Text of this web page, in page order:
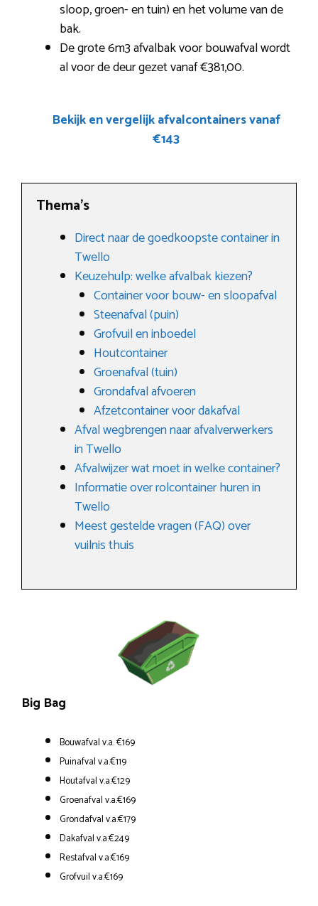
sloop, groen- en tuin) en het volume van de
bak.
De grote 6m3 afvalbak voor bouwafval wordt
al voor de deur gezet vanaf €381,00.
Bekijk en vergelijk afvalcontainers vanaf
€143
Thema’s
Direct naar de goedkoopste container in
Twello
Keuzehulp: welke afvalbak kiezen?
Container voor bouw- en sloopafval
Steenafval (puin)
Grofvuil en inboedel
Houtcontainer
Groenafval (tuin)
Grondafval afvoeren
Afzetcontainer voor dakafval
Afval wegbrengen naar afvalverwerkers
in Twello
Afvalwijzer wat moet in welke container?
Informatie over rolcontainer huren in
Twello
Meest gestelde vragen (FAQ) over
vuilnis thuis
Big Bag
Bouwafval v.a. €169
Puinafval v.a.€119
Houtafval v.a.€129
Groenafval v.a.€169
Grondafval v.a.€179
Dakafval v.a.€249
Restafval v.a.€169
Grofvuil v.a.€169